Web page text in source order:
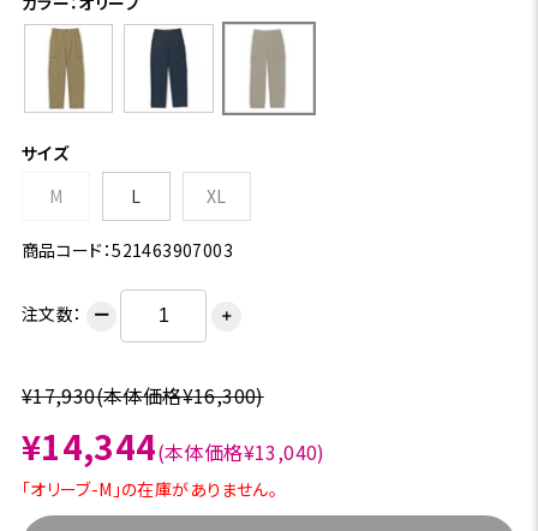
サイズ
M
L XL
商品コード：521463907003
注文数： ー ＋
¥17,930(本体価格¥16,300)
¥14,344(本体価格¥13,040)
「オリーブ-M」の在庫がありません。